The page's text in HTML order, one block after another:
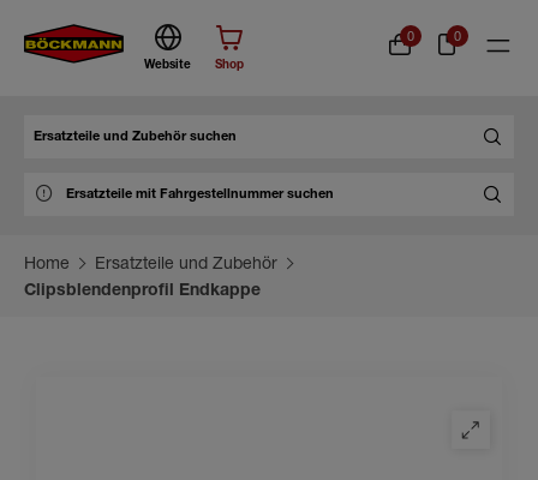
Website Shop
0 0
Home
Ersatzteile und Zubehör
Clipsblendenprofil Endkappe